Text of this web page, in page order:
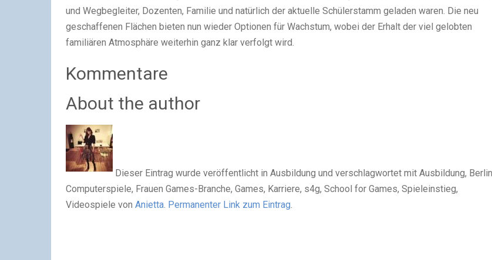
und Wegbegleiter, Dozenten, Familie und natürlich der aktuelle Schülerstamm geladen waren. Die neu
geschaffenen Flächen bieten nun wieder Optionen für Wachstum, wobei der Erhalt der viel gelobten
familiären Atmosphäre weiterhin ganz klar verfolgt wird.
Kommentare
About the author
Dieser Eintrag wurde veröffentlicht in Ausbildung und verschlagwortet mit Ausbildung,
Computerspiele, Frauen Games-Branche, Games, Karriere, s4g, School for Games, Spieleinstieg,
Videospiele von Anietta Permanenter Link zum Eintrag